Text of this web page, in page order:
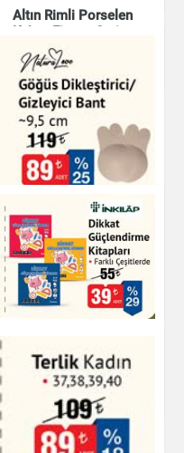
Altın Rimli Porselen
Kahve Fincan Seti
Mutfak Ürünleri
NaturaLove Göğüs
Dikleştirici/Gizleyici
Bant
Kişisel Bakım
Kitapları
Kitap & Dergi